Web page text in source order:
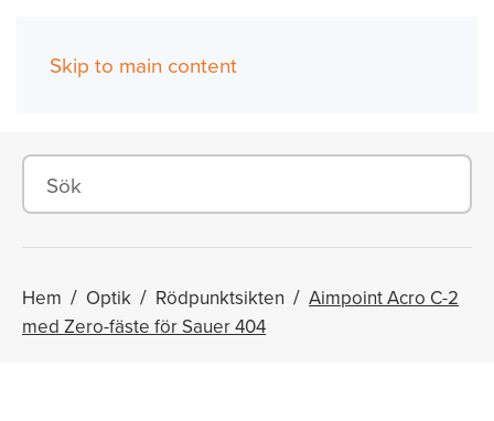
Skip to main content
Hem Optik Rödpunktsikten
Aimpoint Acro C-2
med Zero-fäste för Sauer 404